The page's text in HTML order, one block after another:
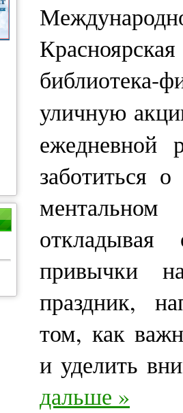
уличную
ежедневной
заботиться
привычки
праздник,
том, как
и уделить
дальше »